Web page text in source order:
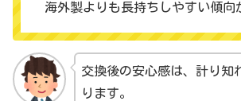
海外製よりも長持ちしやすい傾向
交換後の安心感は、計り知
ります。